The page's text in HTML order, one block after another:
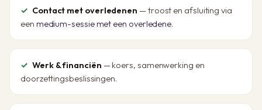
Contact met overledenen — troost en afsluiting via
een medium-sessie met een overledene.
Werk & financiën — koers, samenwerking en
doorzettingsbeslissingen.